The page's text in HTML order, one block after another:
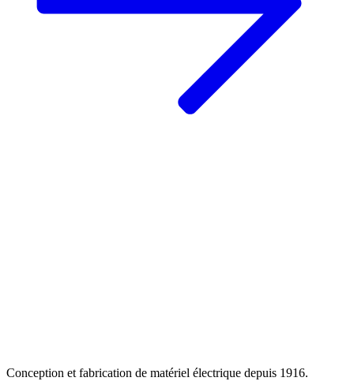
Conception et fabrication de matériel électrique depuis 1916.